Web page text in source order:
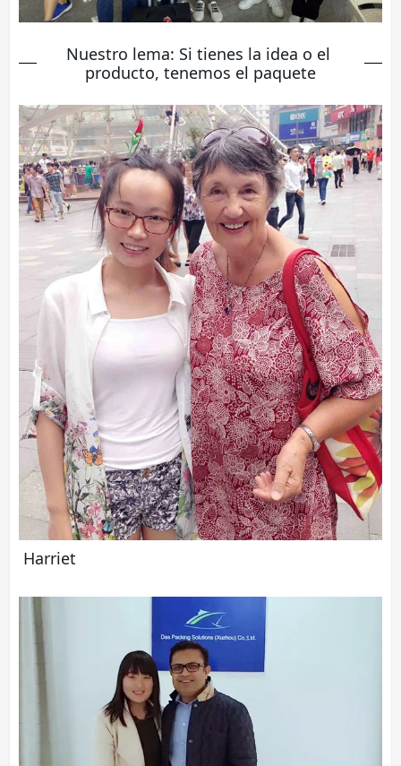
Nuestro lema: Si tienes la idea o el
producto, tenemos el paquete
Harriet